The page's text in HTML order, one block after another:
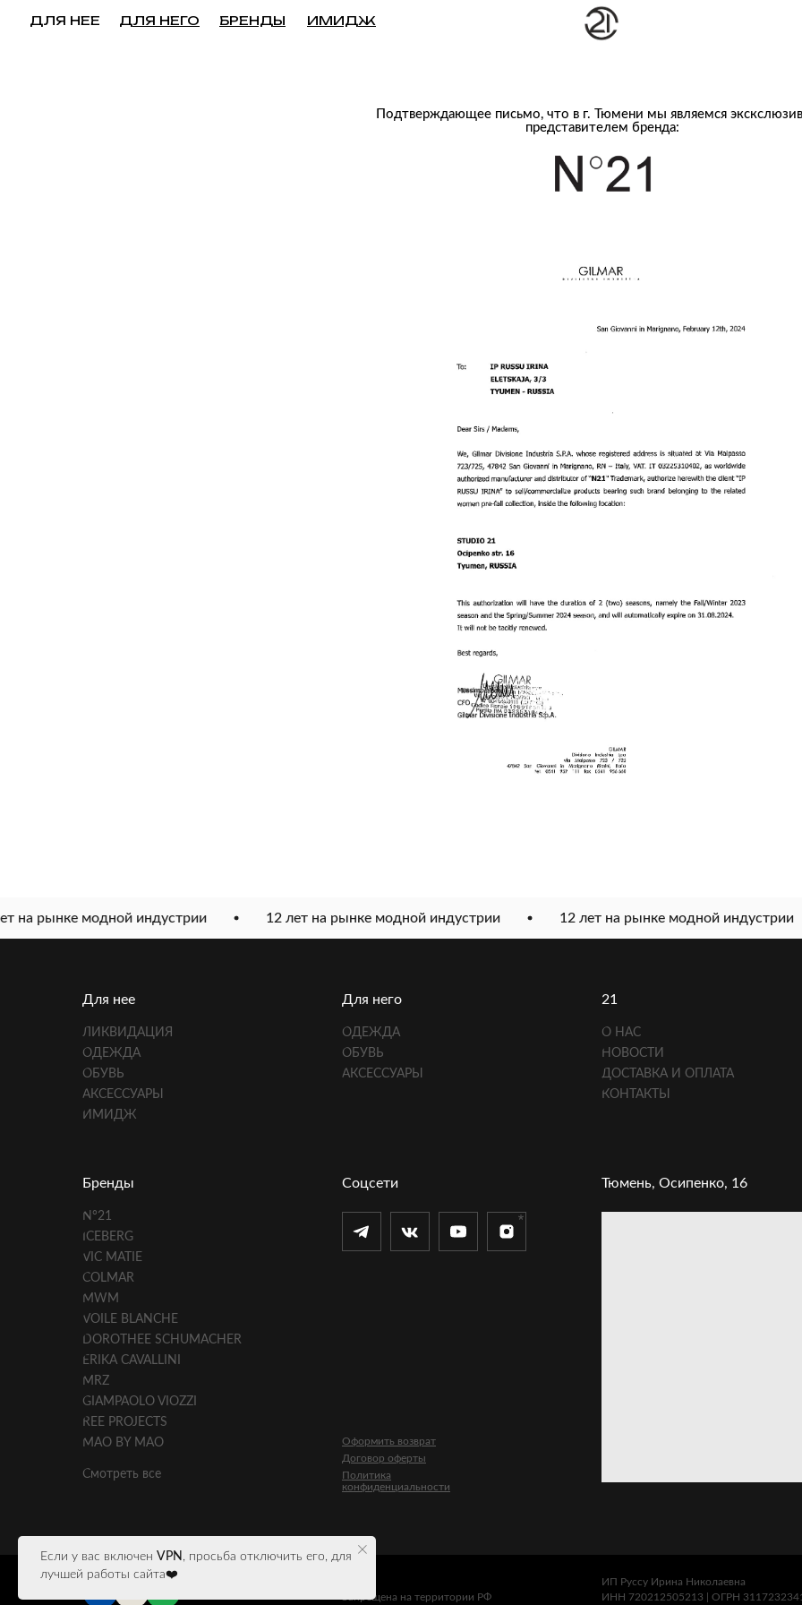
ДЛЯ НЕЕ ДЛЯ НЕГО БРЕНДЫ ИМИДЖ
Если у вас включен VPN , просьба отключить его, для
лучшей работы сайта❤️
Подтверждающее письмо, что в г. Тюмени мы являемся
представителем бренда:
на рынке модной индустрии 12 лет на рынке модной индустрии 12 лет на рынке модной индустрии
ИП Руссу Ирина Николаевна
ИНН 720212505213 | ОГРН
Политика
конфиденциальности
Договор оферты
Оформить возврат
Запрещена на территории РФ
КОНТАКТЫ
ДОСТАВКА И ОПЛАТА
НОВОСТИ
О НАС
21
АКСЕССУАРЫ
ОБУВЬ
ОДЕЖДА
Для него
Смотреть все
MAO BY MAO
REE PROJECTS
MRZ
GIAMPAOLO VIOZZI
ERIKA CAVALLINI
DOROTHEE SCHUMACHER
VOILE BLANCHE
N°21
ICEBERG
VIC MATIE
COLMAR
MWM
Тюмень, Осипенко, 16
Соцсети
Бренды
Для нее
ЛИКВИДАЦИЯ
ОДЕЖДА
ОБУВЬ
АКСЕССУАРЫ
ИМИДЖ